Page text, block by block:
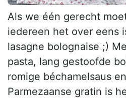
Als we één gerecht
iedereen het over eens
lasagne bolognaise ;)
pasta, lang gestoofde
romige béchamelsaus
Parmezaanse gratin is